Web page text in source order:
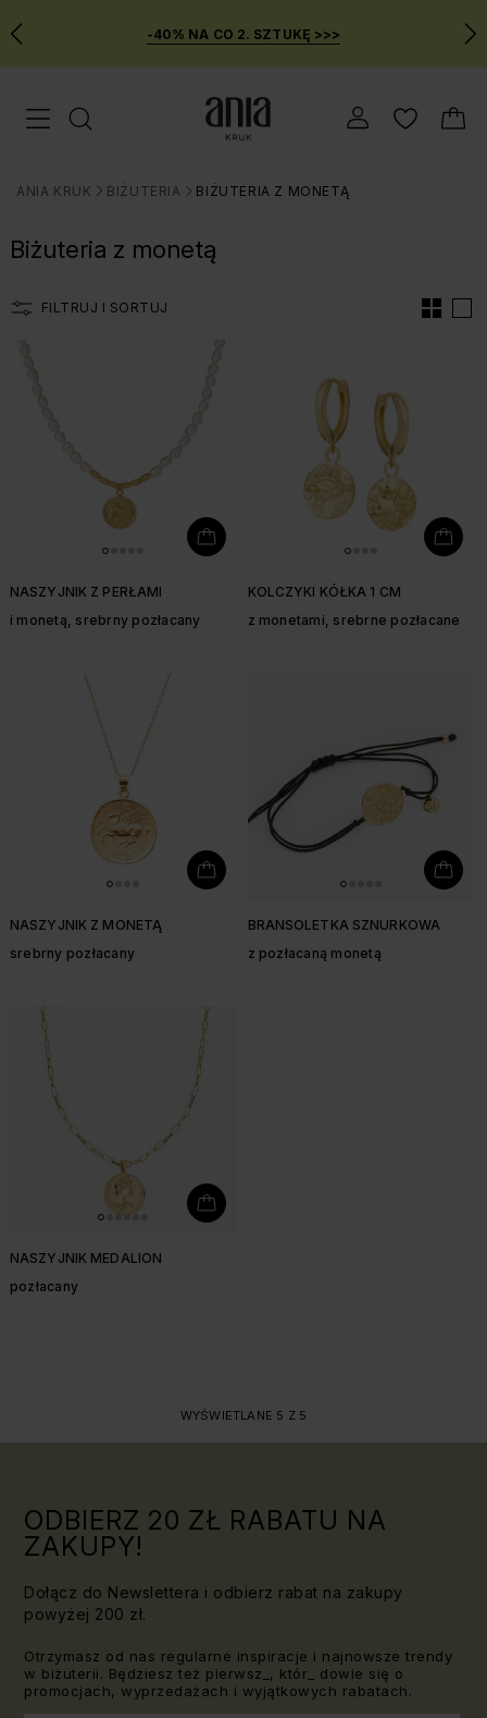
Przejdź
do
FILTRÓW
MENU
-40% NA CO 2. SZTUKĘ >>>
Menu mobilne
ANIA KRUK
>
BIŻUTERIA
>
BIŻUTERIA Z MONETĄ
Biżuteria z monetą
FILTRUJ I SORTUJ
NASZYJNIK Z PERŁAMI
i monetą, srebrny pozłacany
KOLCZYKI KÓŁKA 1 CM
z monetami, srebrne pozłacane
NASZYJNIK Z MONETĄ
srebrny pozłacany
BRANSOLETKA SZNURKOWA
z pozłacaną monetą
NASZYJNIK MEDALION
pozłacany
WYŚWIETLANE 5 Z 5
ODBIERZ 20 ZŁ RABATU NA
ZAKUPY!
Dołącz do Newslettera i odbierz rabat na zakupy
powyżej 200 zł.
Otrzymasz od nas regularne inspiracje i najnowsze trendy
w biżuterii. Będziesz też pierwsz_, któr_ dowie się o
promocjach, wyprzedażach i wyjątkowych rabatach.